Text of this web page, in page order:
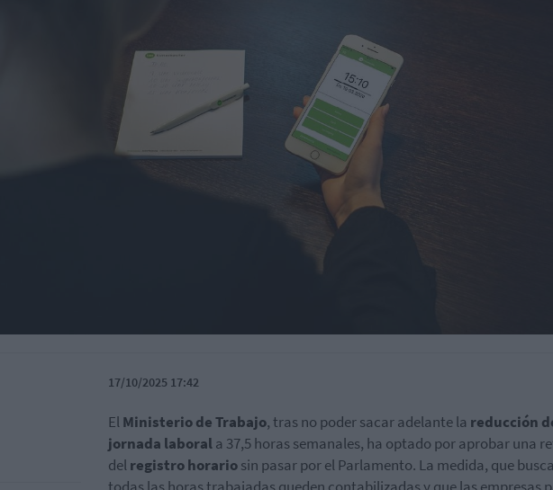
17/10/2025 17:42
ElMinisterio de Trabajo, tras no poder sacar adelante la reducción
jornada laborala 37,5 horas semanales, ha optado por aprobar una
delregistro horariosin pasar por el Parlamento. La medida, que